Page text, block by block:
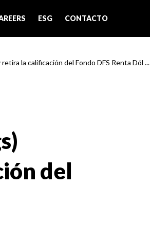
ESG CONTACTO
la calificación del Fondo DFS Renta Dól ...
del